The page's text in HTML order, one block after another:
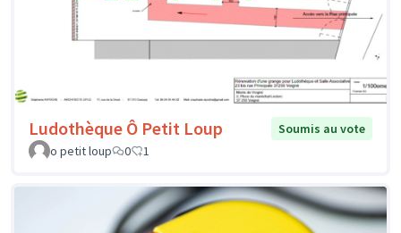
Ludothèque Ô Petit Loup
Soumis au vote
o petit loup
0 1